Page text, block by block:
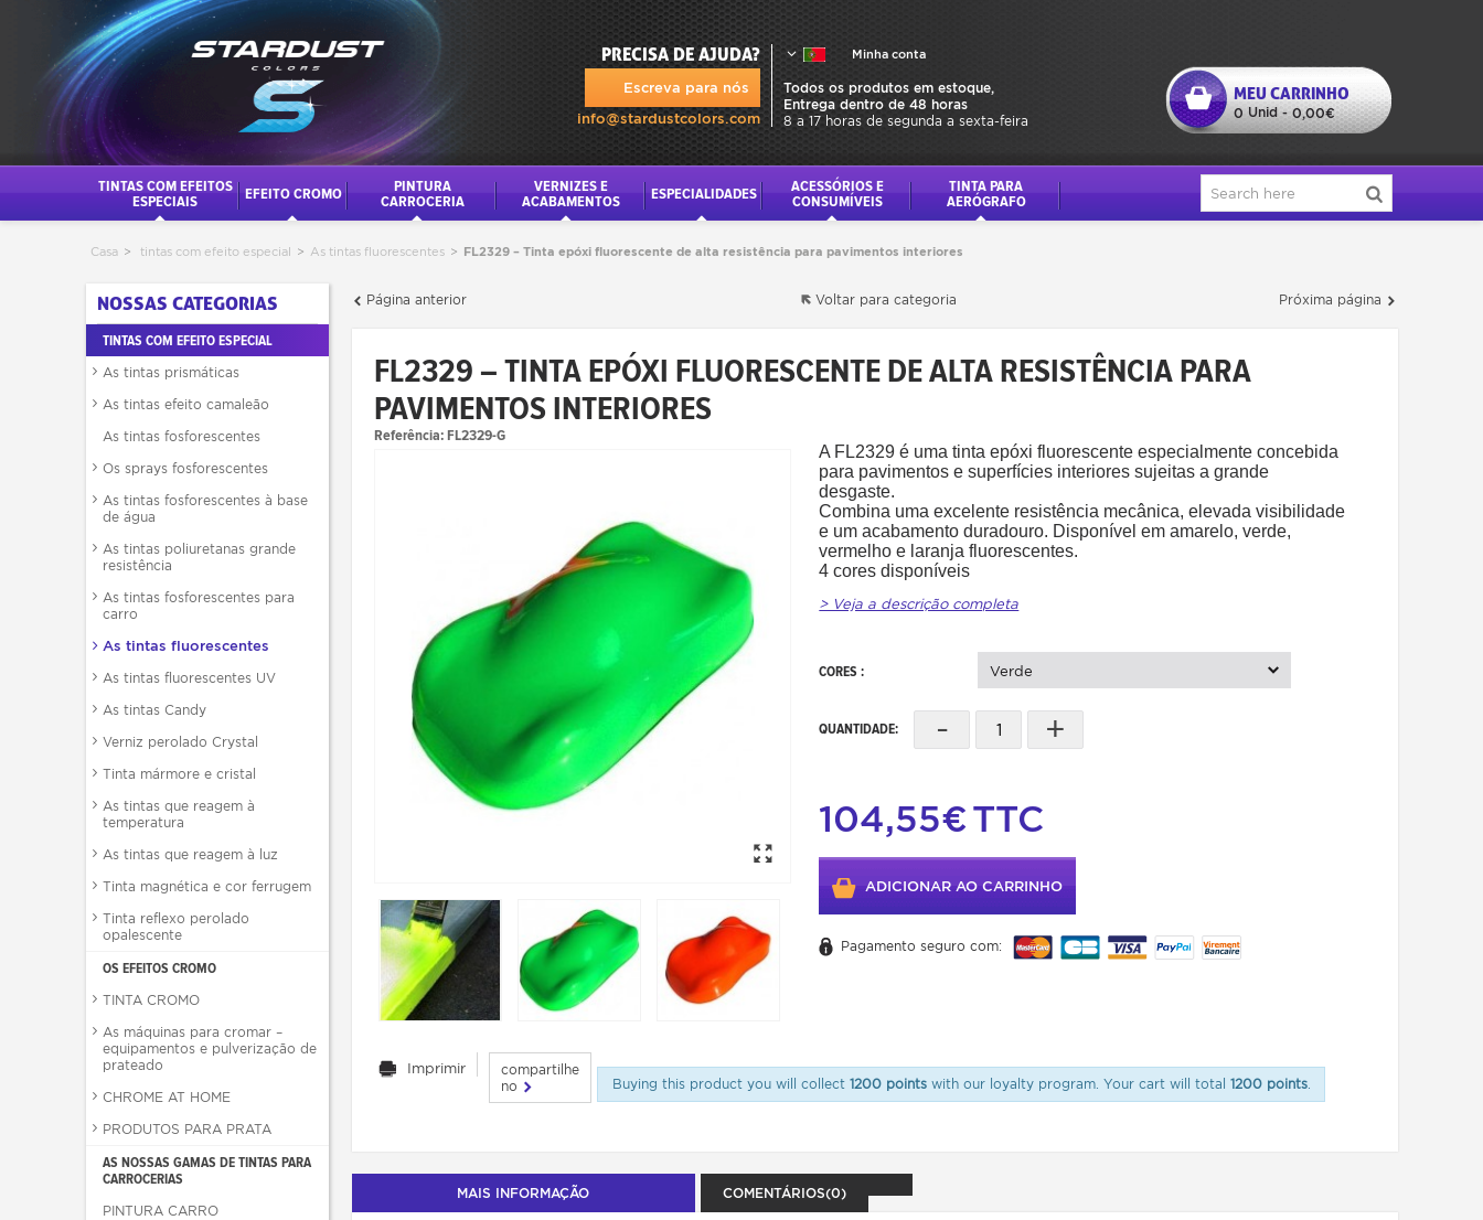
MEU CARRINHO
0 Unid - 0,00€
PRECISA DE AJUDA?
Escreva para nós
info@stardustcolors.com
Minha conta
Todos os produtos em estoque,
Entrega dentro de 48 horas
8 a 17 horas de segunda a sexta-feira
TINTAS COM EFEITOS
ESPECIAIS
EFEITO CROMO
PINTURA
CARROCERIA
VERNIZES E
ACABAMENTOS
ESPECIALIDADES
ACESSÓRIOS E
CONSUMÍVEIS
TINTA PARA
AERÓGRAFO
Casa > tintas com efeito especial > As tintas fluorescentes > FL2329 – Tinta epóxi fluorescente de alta resistência para pavimentos interiores
NOSSAS CATEGORIAS
TINTAS COM EFEITO ESPECIAL
As tintas prismáticas
As tintas efeito camaleão
As tintas fosforescentes
Os sprays fosforescentes
As tintas fosforescentes à base
de água
As tintas poliuretanas grande
resistência
As tintas fosforescentes para
carro
As tintas fluorescentes
As tintas fluorescentes UV
As tintas Candy
Verniz perolado Crystal
Tinta mármore e cristal
As tintas que reagem à
temperatura
As tintas que reagem à luz
Tinta magnética e cor ferrugem
Tinta reflexo perolado
opalescente
OS EFEITOS CROMO
TINTA CROMO
As máquinas para cromar –
equipamentos e pulverização de
prateado
CHROME AT HOME
PRODUTOS PARA PRATA
AS NOSSAS GAMAS DE TINTAS PARA
CARROCERIAS
PINTURA CARRO
Página anterior Próxima página
Voltar para categoria
FL2329 – TINTA EPÓXI FLUORESCENTE DE ALTA RESISTÊNCIA PARA
PAVIMENTOS INTERIORES
Referência:FL2329-G
A FL2329 é uma tinta epóxi fluorescente especialmente concebida
para pavimentos e superfícies interiores sujeitas a grande
desgaste.
Combina uma excelente resistência mecânica, elevada visibilidade
e um acabamento duradouro. Disponível em amarelo, verde,
vermelho e laranja fluorescentes.
4 cores disponíveis
> Veja a descrição completa
CORES : Verde
QUANTIDADE: - +
104,55€TTC
ADICIONAR AO CARRINHO
Pagamento seguro com:
Imprimir
compartilhe
no
Buying this product you will collect 1200 pointswith our loyalty program. Your cart will total 1200 points.
MAIS INFORMAÇÃO COMENTÁRIOS(0)